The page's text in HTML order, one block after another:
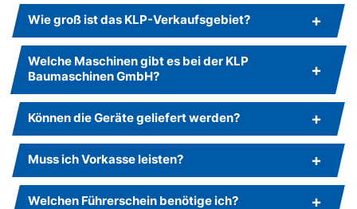
Wie groß ist das KLP-Verkaufsgebiet?
Welche Maschinen gibt es bei der KLP
Baumaschinen GmbH?
Können die Geräte geliefert werden?
Muss ich Vorkasse leisten?
Welchen Führerschein benötige ich?